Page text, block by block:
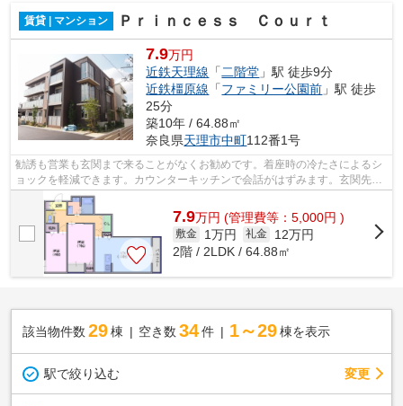
賃貸 | マンション Ｐｒｉｎｃｅｓｓ Ｃｏｕｒｔ
7.9万円
近鉄天理線 「 二階堂 」駅 徒歩9分
近鉄橿原線 「ファミリー公園前 」駅 徒歩
25分
築10年 / 64.88㎡
奈良県天理市中町112番1号
勧誘も営業も玄関まで来ることがなくお勧めです。着座時の冷たさによるシ
ョックを軽減できます。カウンターキッチンで会話がはずみます。玄関先の
様子がいつでも確認できます。散らか...
7.9万円 (管理費等：5,000円 )
敷金 1万円 礼金
12万円
2階 / 2LDK / 64.88㎡
該当物件数 29棟 空き数 34 件 1～29 棟を表示
駅で絞り込む 変更